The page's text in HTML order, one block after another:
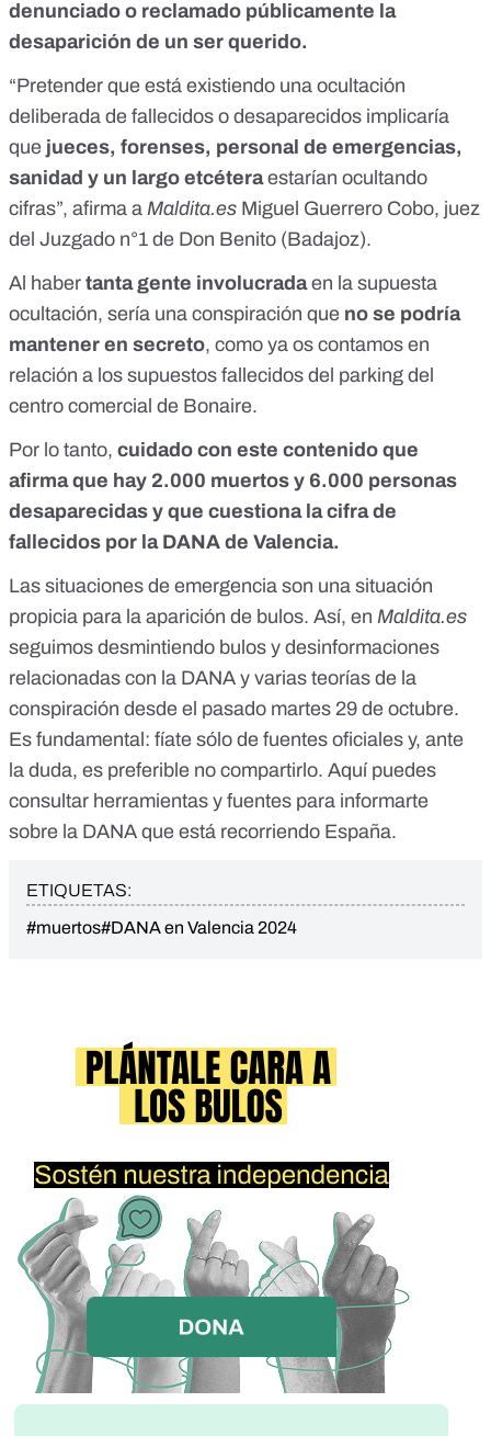
denunciado o reclamado públicamente la
desaparición de un ser querido.
“Pretender que está existiendo una ocultación
deliberada de fallecidos o desaparecidos implicaría
que jueces, forenses, personal de emergencias,
sanidad y un largo etcéteraestarían ocultando
cifras”, afirma a Maldita.es Miguel Guerrero Cobo, juez
del Juzgado n°1 de Don Benito (Badajoz).
Al haber tanta gente involucradaen la supuesta
ocultación, sería una conspiración que no se podría
mantener en secreto, como ya os contamos en
relación a los supuestos fallecidos del parking del
centro comercial de Bonaire.
Por lo tanto, cuidado con este contenido que
afirma que hay 2.000 muertos y 6.000 personas
desaparecidas y que cuestiona la cifra de
fallecidos por la DANA de Valencia.
Las situaciones de emergencia son una situación
propicia para la aparición de bulos. Así, en Maldita.es
seguimos desmintiendo bulos y desinformaciones
relacionadas con la DANA y varias teorías de la
conspiración desde el pasado martes 29 de octubre.
Es fundamental: fíate sólo de fuentes oficiales y, ante
la duda, es preferible no compartirlo. Aquí puedes
consultar herramientas y fuentes para informarte
sobre la DANA que está recorriendo España.
ETIQUETAS:
#muertos#DANA en Valencia 2024